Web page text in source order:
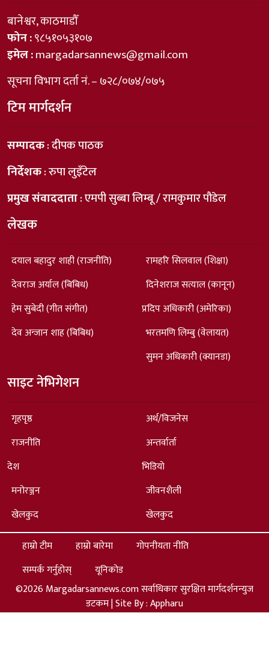
बानेश्वर, काठमाडौँ
फोन :९८५१०५३१०७
इमेल :margadarsannews@gmail.com
सूचना विभाग दर्ता नं. – ७२८/०७४/०७५
टिम मार्गदर्शन
सम्पादक: दीपक पाठक
निर्देशक: रुपा लुइँटेल
प्रमुख संवाददाता: एमपी सुब्बा लिम्बू / रामकुमार पौडेल
लेखक
दयाल बहादुर शाही (राजनीति)
देवराज अर्याल (बिबिध)
हेम सुबेदी (गीत संगीत)
देव अन्जान शाह (बिबिध)
रामहरि सिलवाल (शिक्षा)
दिनेशराज सत्याल (कानून)
प्रदिप अधिकारी (अमेरिका)
भरतमणि लिम्बु (वेलायत)
सुमन अधिकारी (क्यानडा)
साइट नेभिगेशन
गृहपृष्ठ
राजनीति
देश
मनोरञ्जन
खेलकुद
अर्थ/विजनेस
अन्तर्वार्ता
भिडियो
जीवनशैली
खेलकुद
हाम्रो टीम
हाम्रो बारेमा
गोपनीयता नीति
सम्पर्क गर्नुहोस्
यूनिकोड
©2026 Margadarsannews.com सर्वाधिकार सुरक्षित मार्गदर्शनन्युज
डटकम | Site By :Appharu